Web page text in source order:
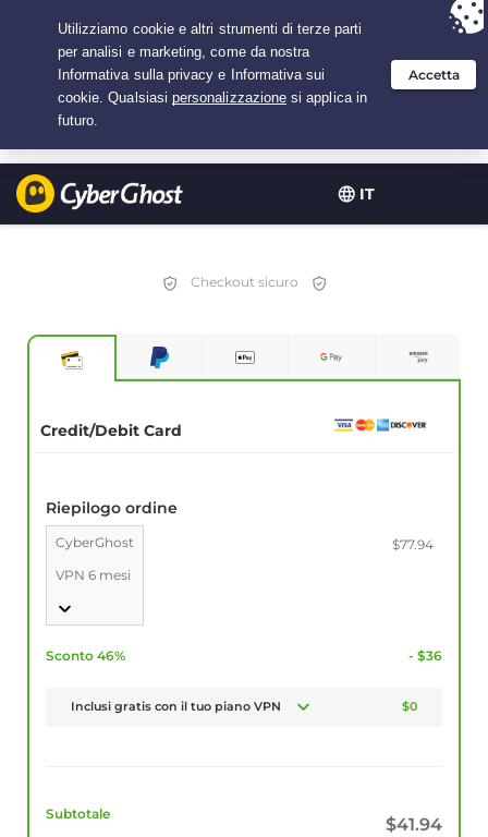
IT
L'offerta migliore per 2.1666666666667 anni a $
Checkout sicuro
Credit/Debit Card
Riepilogo ordine
CyberGhost
VPN 6 mesi
$77.94
Sconto 46% - $36
Inclusi gratis con il tuo piano VPN $0
Subtotale
$41.94